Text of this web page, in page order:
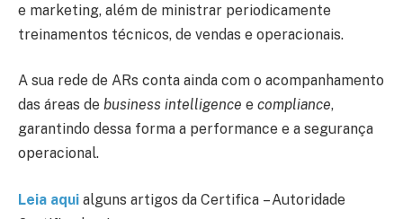
e marketing, além de ministrar periodicamente
treinamentos técnicos, de vendas e operacionais.
A sua rede de ARs conta ainda com o acompanhamento
das áreas de business intelligence e compliance,
garantindo dessa forma a performance e a segurança
operacional.
Leia aqui alguns artigos da Certifica – Autoridade